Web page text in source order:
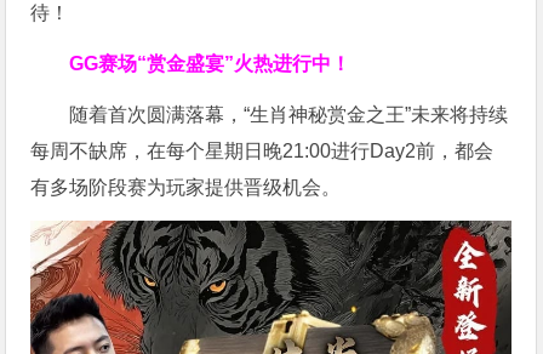
待！
GG赛场“赏金盛宴”火热进行中！
随着首次圆满落幕，“生肖神秘赏金之王”未来将持续
每周不缺席，在每个星期日晚21:00进行Day2前，都会
有多场阶段赛为玩家提供晋级机会。